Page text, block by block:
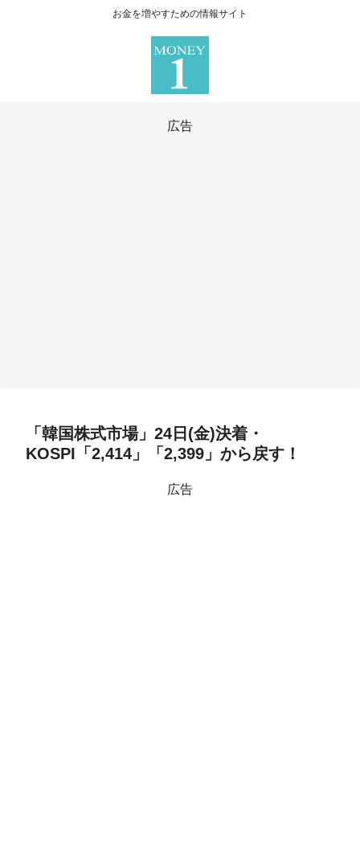
お金を増やすための情報サイト
広告
「韓国株式市場」24日(金)決着・
KOSPI「2,414」「2,399」から戻す！
広告